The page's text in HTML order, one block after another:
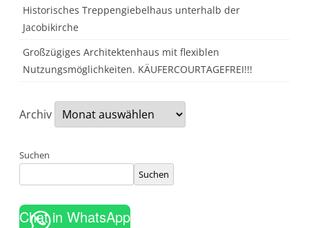
r
Historisches Treppengiebelhaus unterhalb der
Jacobikirche
Großzügiges Architektenhaus mit flexiblen
Nutzungsmöglichkeiten. KÄUFERCOURTAGEFREI!!!
Archiv
Suchen
Suchen
Chat in WhatsApp